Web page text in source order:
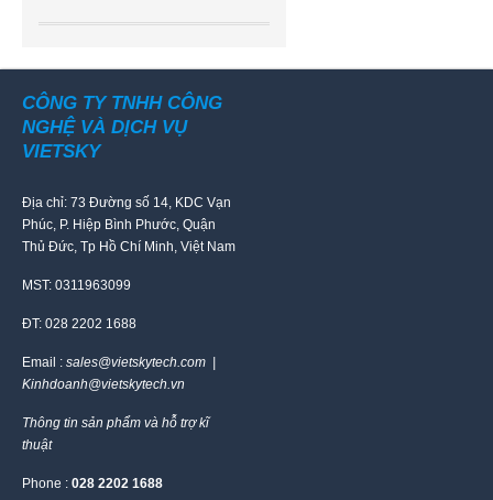
CÔNG TY TNHH CÔNG
NGHỆ VÀ DỊCH VỤ
VIETSKY
Địa chỉ: 73 Đường số 14, KDC Vạn
Phúc, P. Hiệp Bình Phước, Quận
Thủ Đức, Tp Hồ Chí Minh, Việt Nam
MST: 0311963099
ĐT: 028 2202 1688
Email : sales@vietskytech.com |
Kinhdoanh@vietskytech.vn
Thông tin sản phẩm và hỗ trợ kĩ
thuật
Phone : 028 2202 1688